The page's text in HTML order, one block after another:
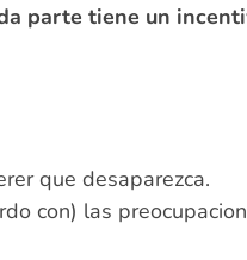
parte tiene un
que desaparezca.
con) las